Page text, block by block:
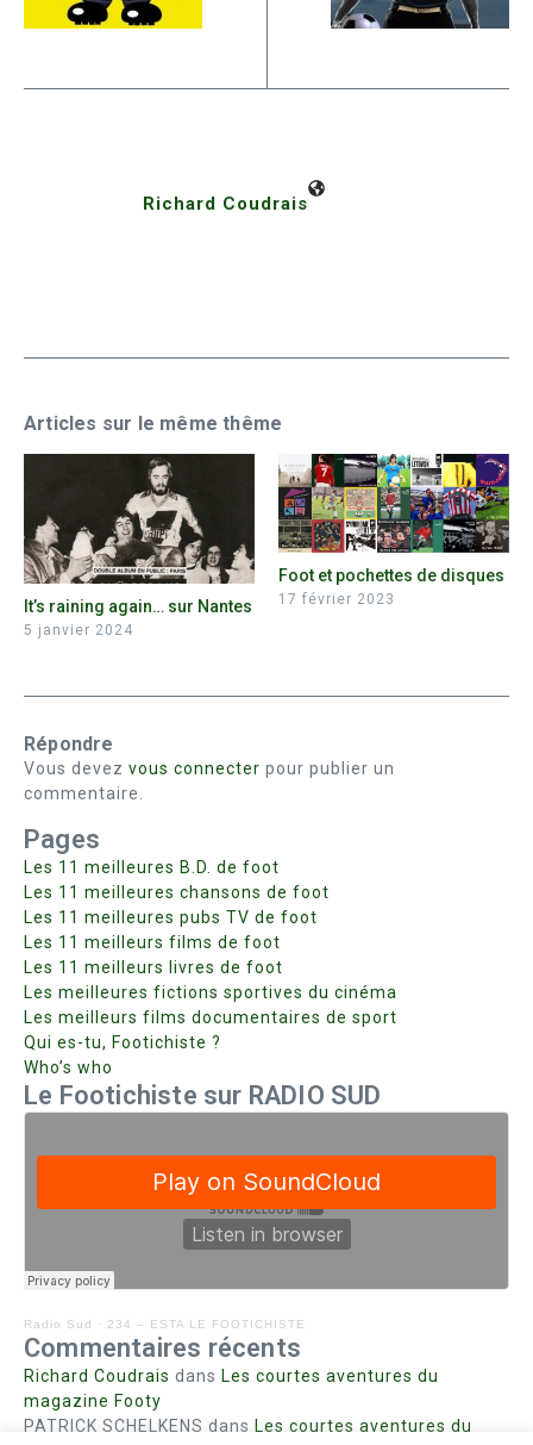
Richard Coudrais
Articles sur le même thême
It’s raining again… sur Nantes
5 janvier 2024
Foot et pochettes de disques
17 février 2023
Répondre
Vous devez vous connecter pour publier un
commentaire.
Pages
Les 11 meilleures B.D. de foot
Les 11 meilleures chansons de foot
Les 11 meilleures pubs TV de foot
Les 11 meilleurs films de foot
Les 11 meilleurs livres de foot
Les meilleures fictions sportives du cinéma
Les meilleurs films documentaires de sport
Qui es-tu, Footichiste ?
Who’s who
Le Footichiste sur RADIO SUD
Radio Sud · 234 – ESTA LE FOOTICHISTE
Commentaires récents
Richard Coudrais dans Les courtes aventures du
magazine Footy
PATRICK SCHELKENS dans Les courtes aventures du